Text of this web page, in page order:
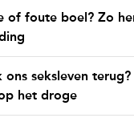
of foute boel? Zo
ons seksleven
het droge